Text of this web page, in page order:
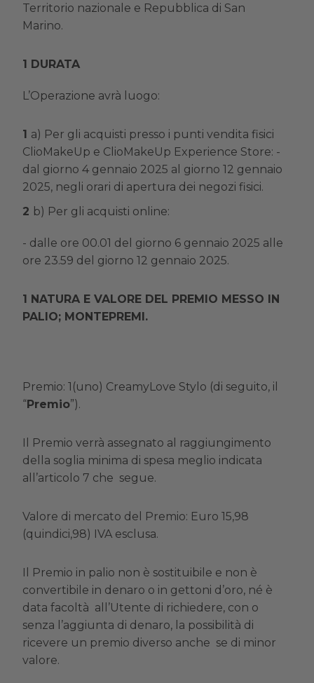
Territorio nazionale e Repubblica di San
Marino.
DURATA
L’Operazione avrà luogo:
a) Per gli acquisti presso i punti vendita fisici
ClioMakeUp e ClioMakeUp Experience Store: -
dal giorno 4 gennaio 2025 al giorno 12 gennaio
2025, negli orari di apertura dei negozi fisici.
b) Per gli acquisti online:
- dalle ore 00.01 del giorno 6 gennaio 2025 alle
ore 23.59 del giorno 12 gennaio 2025.
NATURA E VALORE DEL PREMIO MESSO IN
PALIO; MONTEPREMI.
Premio: 1(uno) CreamyLove Stylo (di seguito, il
“Premio”).
Il Premio verrà assegnato al raggiungimento
della soglia minima di spesa meglio indicata
all’articolo 7 che segue.
Valore di mercato del Premio: Euro 15,98
(quindici,98) IVA esclusa.
Il Premio in palio non è sostituibile e non è
convertibile in denaro o in gettoni d’oro, né è
data facoltà all’Utente di richiedere, con o
senza l’aggiunta di denaro, la possibilità di
ricevere un premio diverso anche se di minor
valore.